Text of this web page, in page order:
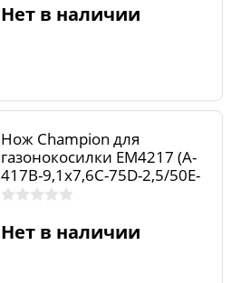
Нет в наличии
Нож Champion для
газонокосилки EM4217 (A-
417B-9,1x7,6C-75D-2,5/50E-
8)
Нет в наличии